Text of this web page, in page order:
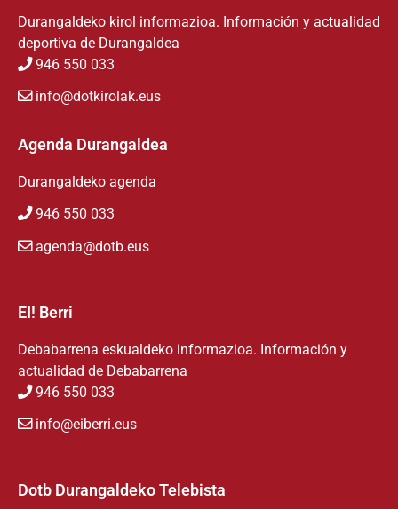
Durangaldeko kirol informazioa. Información y actualidad
deportiva de Durangaldea
946 550 033
info@dotkirolak.eus
Agenda Durangaldea
Durangaldeko agenda
946 550 033
agenda@dotb.eus
EI! Berri
Debabarrena eskualdeko informazioa. Información y
actualidad de Debabarrena
946 550 033
info@eiberri.eus
Dotb Durangaldeko Telebista